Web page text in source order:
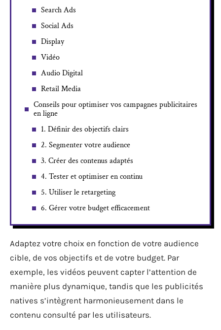
Search Ads
Social Ads
Display
Vidéo
Audio Digital
Retail Media
Conseils pour optimiser vos campagnes publicitaires
en ligne
1. Définir des objectifs clairs
2. Segmenter votre audience
3. Créer des contenus adaptés
4. Tester et optimiser en continu
5. Utiliser le retargeting
6. Gérer votre budget efficacement
Adaptez votre choix en fonction de votre audience
cible, de vos objectifs et de votre budget. Par
exemple, les vidéos peuvent capter l’attention de
manière plus dynamique, tandis que les publicités
natives s’intègrent harmonieusement dans le
contenu consulté par les utilisateurs.